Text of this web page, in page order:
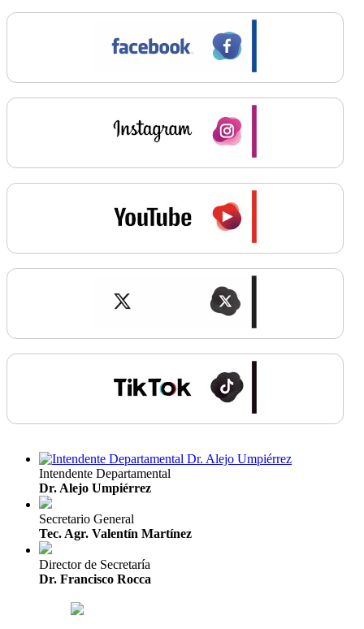
Intendente Departamental
Dr. Alejo Umpiérrez
Secretario General
Tec. Agr. Valentín Martínez
Director de Secretaría
Dr. Francisco Rocca